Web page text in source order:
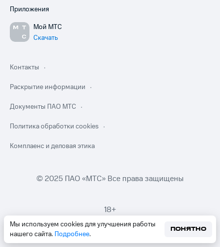
Мы используем cookies для улучшения работы
нашего сайта. Подробнее.
ПОНЯТНО
Приложения
Мой МТС
Скачать
Контакты
Раскрытие информации
Документы ПАО МТС
Политика обработки cookies
Комплаенс и деловая этика
© 2025 ПАО «МТС» Все права защищены
18+